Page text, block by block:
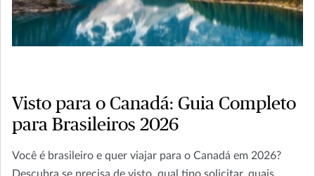
Visto para o Canadá: Guia Completo
para Brasileiros 2026
Você é brasileiro e quer viajar para o Canadá em 2026?